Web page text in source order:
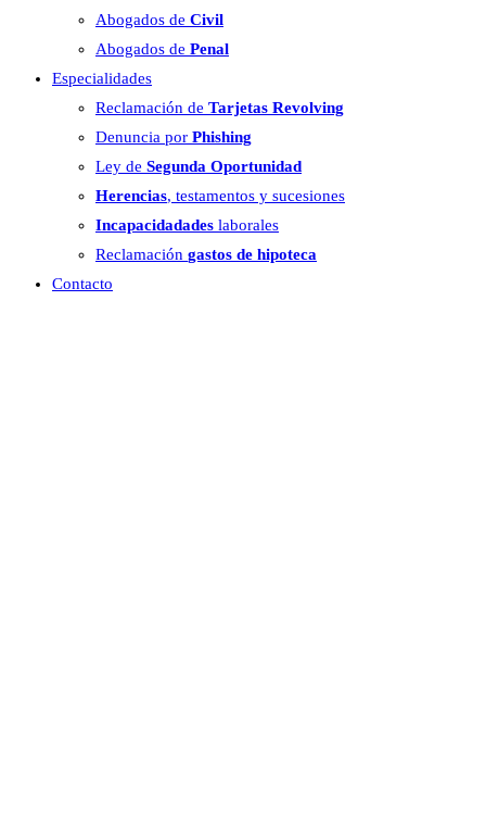
Abogados de Civil
Abogados de Penal
Especialidades
Reclamación de Tarjetas Revolving
Denuncia por Phishing
Ley de Segunda Oportunidad
Herencias, testamentos y sucesiones
Incapacidadades laborales
Reclamación gastos de hipoteca
Contacto